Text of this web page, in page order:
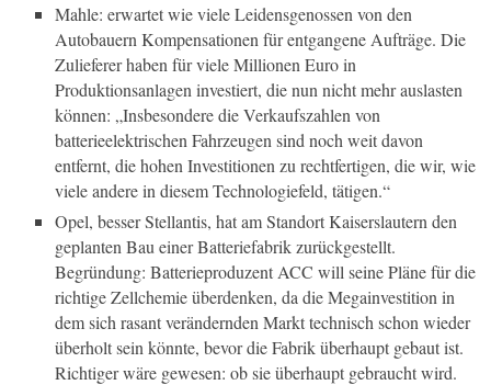
Mahle: erwartet wie viele Leidensgenossen von den
Autobauern Kompensationen für entgangene Aufträge. Die
Zulieferer haben für viele Millionen Euro in
Produktionsanlagen investiert, die nun nicht mehr auslasten
können: „Insbesondere die Verkaufszahlen von
batterieelektrischen Fahrzeugen sind noch weit davon
entfernt, die hohen Investitionen zu rechtfertigen, die wir, wie
viele andere in diesem Technologiefeld, tätigen.“
Opel, besser Stellantis, hat am Standort Kaiserslautern den
geplanten Bau einer Batteriefabrik zurückgestellt.
Begründung: Batterieproduzent ACC will seine Pläne für die
richtige Zellchemie überdenken, da die Megainvestition in
dem sich rasant verändernden Markt technisch schon wieder
überholt sein könnte, bevor die Fabrik überhaupt gebaut ist.
Richtiger wäre gewesen: ob sie überhaupt gebraucht wird.